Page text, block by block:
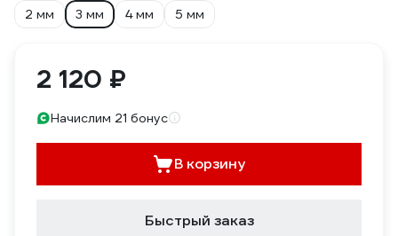
2 мм
3 мм 4 мм 5 мм
2 120 ₽
Начислим 21 бонус
В корзину
Быстрый заказ